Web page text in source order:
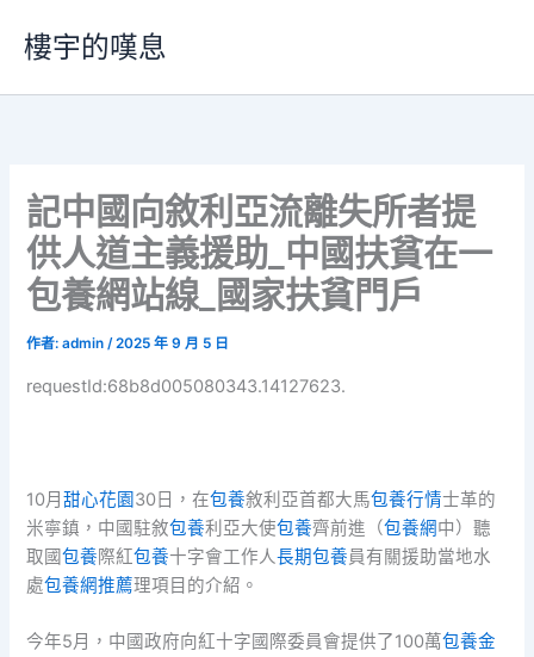
要
樓宇的嘆息
記中國向敘利亞流離失所者提
供人道主義援助_中國扶貧在一
包養網站線_國家扶貧門戶
作者:admin/2025 年 9 月 5 日
requestId:68b8d005080343.14127623.
10月甜心花園30日，在包養敘利亞首都大馬包養行情士革的
米寧鎮，中國駐敘包養利亞大使包養齊前進（包養網中）聽
取國包養際紅包養十字會工作人長期包養員有關援助當地水
處包養網推薦理項目的介紹。
今年5月，中國政府向紅十字國際委員會提供了100萬包養金